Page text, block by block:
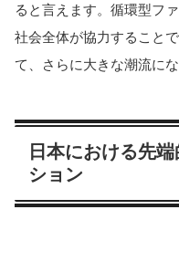
ると言えます。循環型フ
社会全体が協力すること
て、さらに大きな潮流に
日本における先
ション